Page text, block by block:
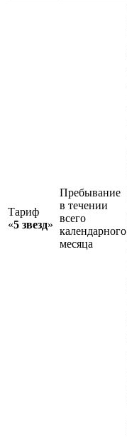
Тариф
«5 звезд»
Пребывание
в течении
всего
календарного
месяца